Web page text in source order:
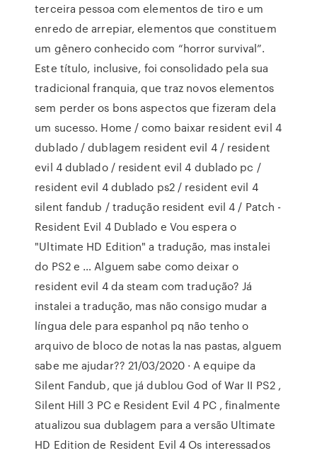
terceira pessoa com elementos de tiro e um
enredo de arrepiar, elementos que constituem
um gênero conhecido com “horror survival”.
Este título, inclusive, foi consolidado pela sua
tradicional franquia, que traz novos elementos
sem perder os bons aspectos que fizeram dela
um sucesso. Home / como baixar resident evil 4
dublado / dublagem resident evil 4 / resident
evil 4 dublado / resident evil 4 dublado pc /
resident evil 4 dublado ps2 / resident evil 4
silent fandub / tradução resident evil 4 / Patch -
Resident Evil 4 Dublado e Vou espera o
"Ultimate HD Edition" a tradução, mas instalei
do PS2 e … Alguem sabe como deixar o
resident evil 4 da steam com tradução? Já
instalei a tradução, mas não consigo mudar a
língua dele para espanhol pq não tenho o
arquivo de bloco de notas la nas pastas, alguem
sabe me ajudar?? 21/03/2020 · A equipe da
Silent Fandub, que já dublou God of War II PS2 ,
Silent Hill 3 PC e Resident Evil 4 PC , finalmente
atualizou sua dublagem para a versão Ultimate
HD Edition de Resident Evil 4 Os interessados